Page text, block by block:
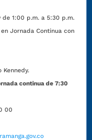
1:00 p.m. a 5:30 p.m.
Continua con
Kennedy.
continua de 7:30
00